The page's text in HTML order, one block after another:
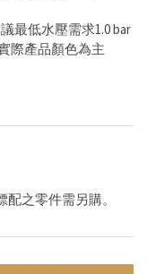
最低水壓需求1.0 bar
際產品顏色為主
之零件需另購。